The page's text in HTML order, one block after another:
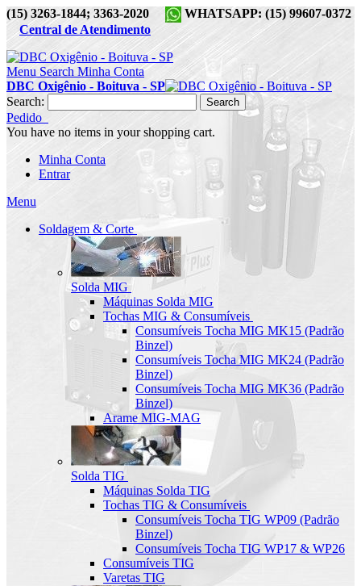
(15) 3263-1844; 3363-2020
WHATSAPP: (15) 99607-0372
Central de Atendimento
Menu Search Minha Conta
DBC Oxigênio - Boituva - SP
Search:
Search
Pedido
You have no items in your shopping cart.
Minha Conta
Entrar
Menu
Soldagem & Corte
Solda MIG
Máquinas Solda MIG
Tochas MIG & Consumíveis
Consumíveis Tocha MIG MK15 (Padrão
Binzel)
Consumíveis Tocha MIG MK24 (Padrão
Binzel)
Consumíveis Tocha MIG MK36 (Padrão
Binzel)
Arame MIG-MAG
Solda TIG
Máquinas Solda TIG
Tochas TIG & Consumíveis
Consumíveis Tocha TIG WP09 (Padrão
Binzel)
Consumíveis Tocha TIG WP17 & WP26
Consumíveis TIG
Varetas TIG